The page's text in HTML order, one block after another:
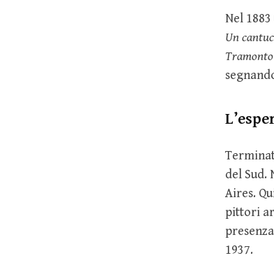
Nel
Un
Tramonto
del Sud.
Aires.
pittori
1937.